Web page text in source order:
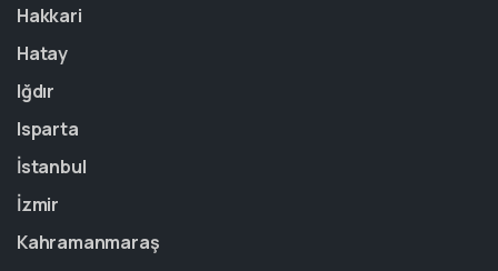
Hakkari
Hatay
Iğdır
Isparta
İstanbul
İzmir
Kahramanmaraş